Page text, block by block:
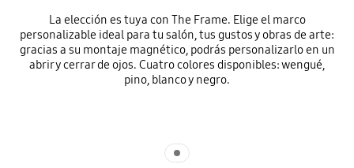
La elección es tuya con The Frame. Elige el marco
personalizable ideal para tu salón, tus gustos y obras de arte:
gracias a su montaje magnético, podrás personalizarlo en un
abrir y cerrar de ojos. Cuatro colores disponibles: wengué,
pino, blanco y negro.